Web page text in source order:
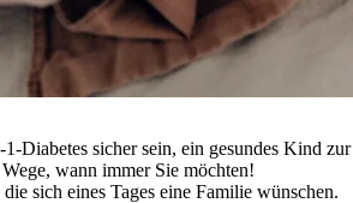
Diabetes sicher sein, ein gesundes Kind
wann immer Sie möchten!
sich eines Tages eine Familie wünschen.